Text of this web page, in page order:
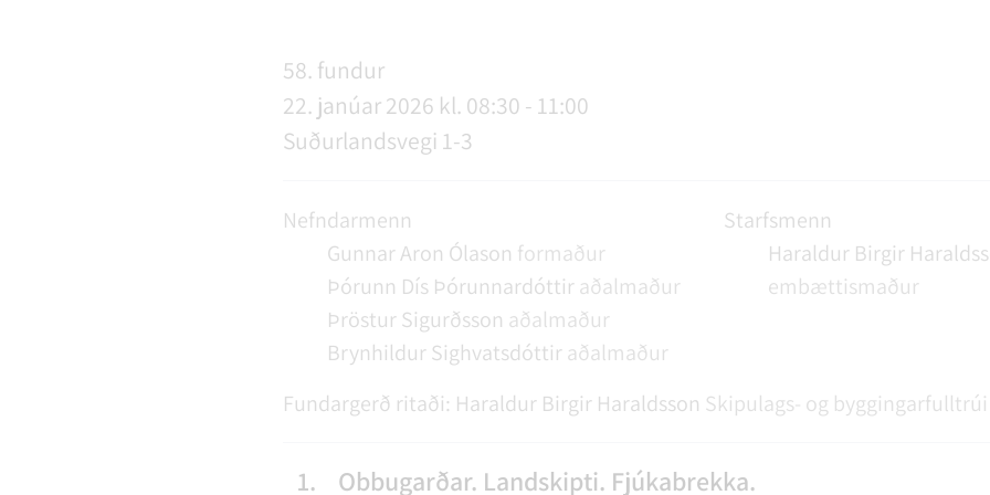
STARFSFÓLK RANGÁRÞINGS YTRA
58. fundur
22. janúar 2026 kl. 08:30 - 11:00
Suðurlandsvegi 1-3
Nefndarmenn
Gunnar Aron Ólason formaður
Þórunn Dís Þórunnardóttir aðalmaður
Þröstur Sigurðsson aðalmaður
Brynhildur Sighvatsdóttir aðalmaður
Starfsmenn
Haraldur Birgir
embættismaður
Fundargerð ritaði: Haraldur Birgir Haraldsson Skipulags- og byggingarfulltrúi
1. Obbugarðar. Landskipti. Fjúkabrekka.